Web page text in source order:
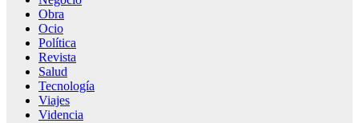
Obra
Ocio
Política
Revista
Salud
Tecnología
Viajes
Videncia